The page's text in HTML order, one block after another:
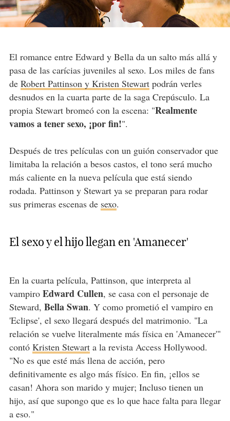
El romance entre Edward y Bella da un salto más allá y
pasa de las carícias juveniles al sexo. Los miles de fans
de Robert Pattinson y Kristen Stewartpodrán verles
desnudos en la cuarta parte de la saga Crepúsculo. La
propia Stewart bromeó con la escena: "Realmente
vamos a tener sexo, ¡por fin!".
Después de tres películas con un guión conservador que
limitaba la relación a besos castos, el tono será mucho
más caliente en la nueva película que está siendo
rodada. Pattinson y Stewart ya se preparan para rodar
sus primeras escenas de sexo.
El sexo y el hijo llegan en 'Amanecer'
En la cuarta película, Pattinson, que interpreta al
vampiro Edward Cullen, se casa con el personaje de
Steward, Bella Swan. Y como prometió el vampiro en
'Eclipse', el sexo llegará después del matrimonio. "La
relación se vuelve literalmente más física en 'Amanecer'"
contó Kristen Stewarta la revista Access Hollywood.
"No es que esté más llena de acción, pero
definitivamente es algo más físico. En fin, ¡ellos se
casan! Ahora son marido y mujer; Incluso tienen un
hijo, así que supongo que es lo que hace falta para llegar
a eso."